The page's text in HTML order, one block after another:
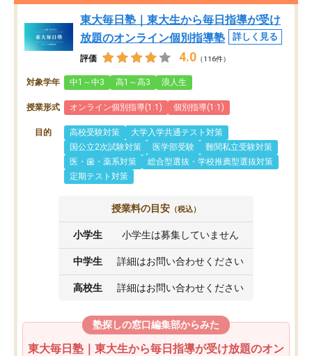
東大毎日塾｜東大生から毎日指導が受け
放題のオンライン個別指導塾
詳しく見る
評価 4.0 （116件）
対象学年 中1～中3 高1～高3 浪人生
授業形式 オンライン個別指導(1:1) 個別指導(1:1)
目的 高校受験対策
大学入学共通テスト対策
国公立2次試験対策
医学部受験
難関私立受験対策
医・歯・薬系対策
総合型選抜・学校推薦型選抜対策
定期テスト対策
授業料の目安 （税込）
小学生 小学生は募集していません
中学生 詳細はお問い合わせください
高校生 詳細はお問い合わせください
塾探しの窓口編集部からみた
東大毎日塾｜東大生から毎日指導が受け放題のオン